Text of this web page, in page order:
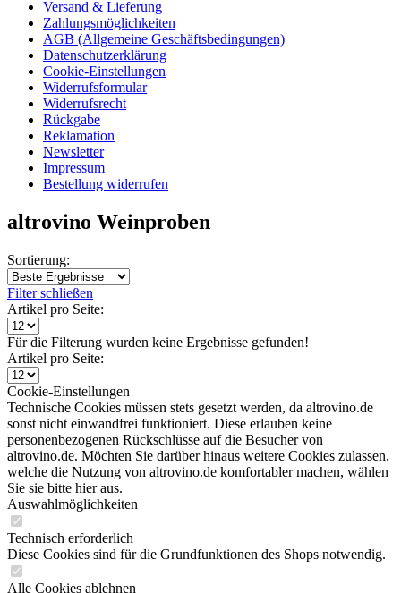
Kontakt
Versand & Lieferung
Zahlungsmöglichkeiten
AGB (Allgemeine Geschäftsbedingungen)
Datenschutzerklärung
Cookie-Einstellungen
Widerrufsformular
Widerrufsrecht
Rückgabe
Reklamation
Newsletter
Impressum
altrovino Weinproben
Sortierung:
Filter schließen
Artikel pro Seite:
Für die Filterung wurden keine Ergebnisse gefunden!
Artikel pro Seite:
Cookie-Einstellungen
Technische Cookies müssen stets gesetzt werden, da altrovino.de
sonst nicht einwandfrei funktioniert. Diese erlauben keine
personenbezogenen Rückschlüsse auf die Besucher von
altrovino.de. Möchten Sie darüber hinaus weitere Cookies zulassen,
welche die Nutzung von altrovino.de komfortabler machen, wählen
Sie sie bitte hier aus.
Auswahlmöglichkeiten
Technisch erforderlich
Diese Cookies sind für die Grundfunktionen des Shops notwendig.